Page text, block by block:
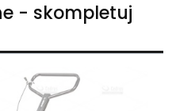
- skompletuj